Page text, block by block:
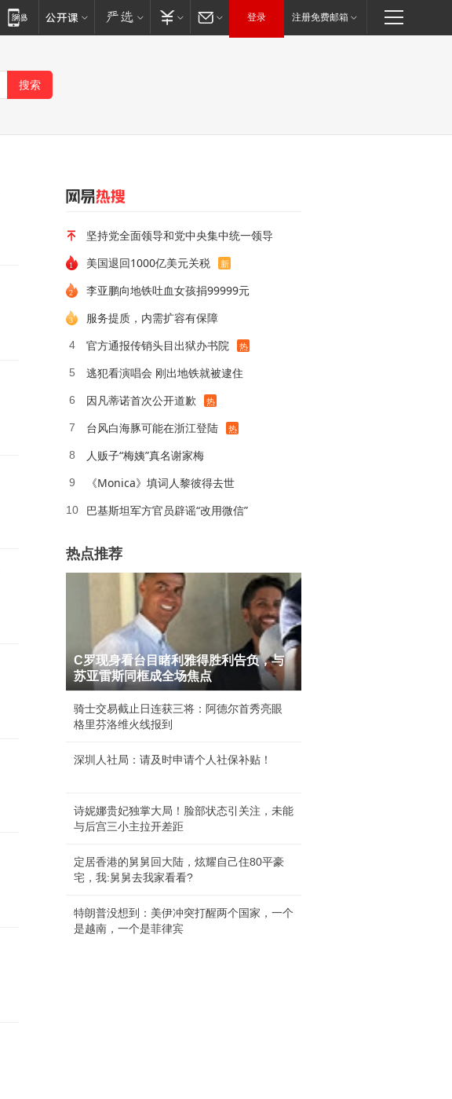
登录 注册免费邮箱
坚持党全面领导和党中央集中统一领导
美国退回1000亿美元关税 新
2
李亚鹏向地铁吐血女孩捐99999元
3
服务提质，内需扩容有保障
4 官方通报传销头目出狱办书院 热
5 逃犯看演唱会 刚出地铁就被逮住
6 因凡蒂诺首次公开道歉 热
7 台风白海豚可能在浙江登陆 热
8 人贩子“梅姨”真名谢家梅
9 《Monica》填词人黎彼得去世
10 巴基斯坦军方官员辟谣“改用微信”
热点推荐
C罗现身看台目睹利雅得胜利告负，与
苏亚雷斯同框成全场焦点
骑士交易截止日连获三将：阿德尔首秀亮眼
格里芬洛维火线报到
深圳人社局：请及时申请个人社保补贴！
诗妮娜贵妃独掌大局！脸部状态引关注，未能
与后宫三小主拉开差距
定居香港的舅舅回大陆，炫耀自己住80平豪
宅，我:舅舅去我家看看?
特朗普没想到：美伊冲突打醒两个国家，一个
是越南，一个是菲律宾